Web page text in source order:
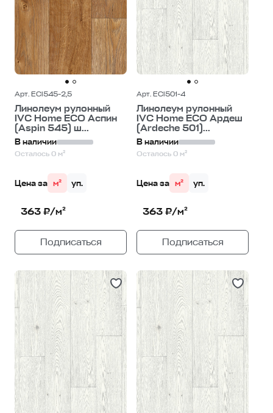
Арт. ECI545-2,5
Линолеум рулонный
IVC Home ECO Аспин
(Aspin 545) ш...
В наличии
Осталось 0 м²
Цена за м² уп.
363 ₽/м²
Подписаться
Арт. ECI501-4
Линолеум рулонный
IVC Home ECO Ардеш
(Ardeche 501)...
В наличии
Осталось 0 м²
Цена за м² уп.
363 ₽/м²
Подписаться